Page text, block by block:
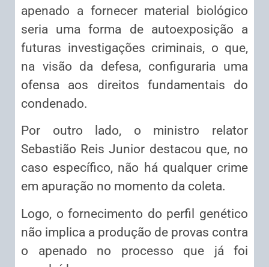
apenado a fornecer material biológico
seria uma forma de autoexposição a
futuras investigações criminais, o que,
na visão da defesa, configuraria uma
ofensa aos direitos fundamentais do
condenado.
Por outro lado, o ministro relator
Sebastião Reis Junior destacou que, no
caso específico, não há qualquer crime
em apuração no momento da coleta.
Logo, o fornecimento do perfil genético
não implica a produção de provas contra
o apenado no processo que já foi